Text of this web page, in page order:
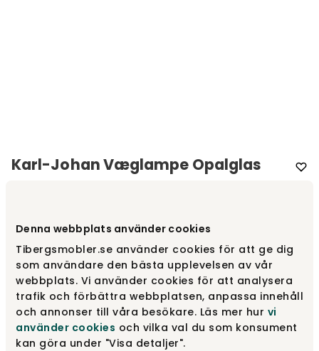
Denna webbplats använder cookies
Tibergsmobler.se använder cookies för att ge dig
som användare den bästa upplevelsen av vår
webbplats. Vi använder cookies för att analysera
trafik och förbättra webbplatsen, anpassa innehåll
och annonser till våra besökare. Läs mer hur vi
använder cookies och vilka val du som konsument
kan göra under "Visa detaljer".
Karl-Johan Væglampe Opalglas
Vælg farveOpalglas | Røget eg
Opalglas | Røget eg
Røget glas | Sort eg 2 495 kr